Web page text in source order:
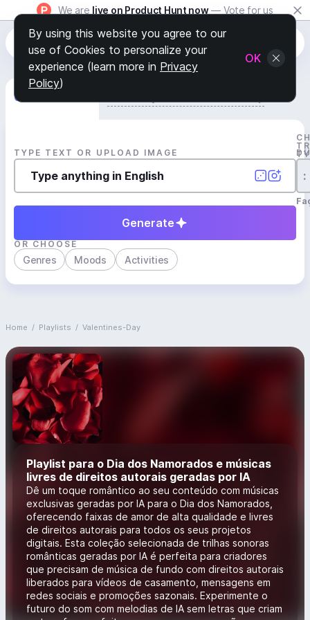
We are live on Product Hunt now — Vote for us
Generate Track
TYPE TEXT OR UPLOAD IMAGE
:
Generate
OR CHOOSE
Genres Moods Activities
Home / Playlists / Valentines-Day
Playlist para o Dia dos Namorados e músicas
livres de direitos autorais geradas por IA
Dê um toque romântico ao seu conteúdo com músicas
exclusivas geradas por IA para o Dia dos Namorados,
oferecendo faixas de amor de alta qualidade e livres
de direitos autorais para todos os seus projetos
digitais. Esta coleção selecionada de trilhas sonoras
românticas geradas por IA é perfeita para criadores
que precisam de música de fundo com direitos autorais
liberados para vídeos de casamento, mensagens em
redes sociais e promoções sazonais. Experimente o
futuro do som com melodias de IA sem letras que criam
By using this website you agree to our
use of Cookies to personalize your
experience (learn more in Privacy
Policy)
OK